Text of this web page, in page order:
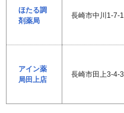
ほたる調
剤薬局
長崎市中川1-7-1
アイン薬
局田上店
長崎市田上3-4-3